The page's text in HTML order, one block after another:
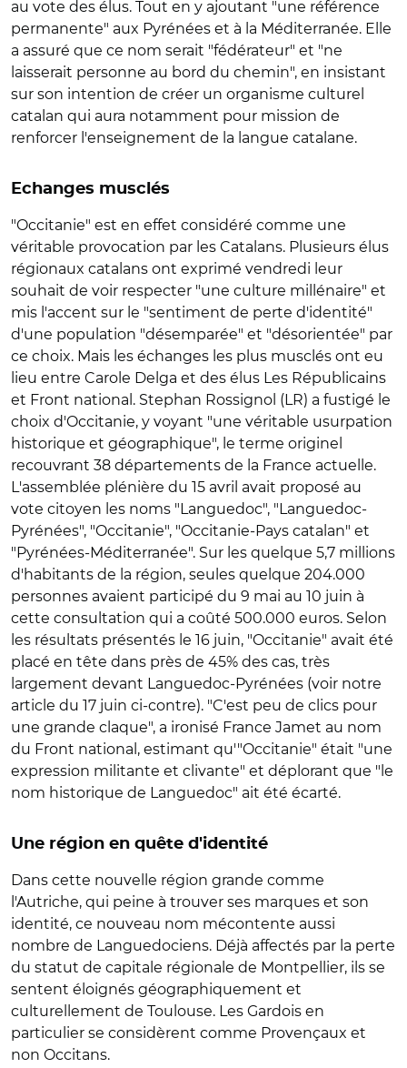
au vote des élus. Tout en y ajoutant "une référence
permanente" aux Pyrénées et à la Méditerranée. Elle
a assuré que ce nom serait "fédérateur" et "ne
laisserait personne au bord du chemin", en insistant
sur son intention de créer un organisme culturel
catalan qui aura notamment pour mission de
renforcer l'enseignement de la langue catalane.
Echanges musclés
"Occitanie" est en effet considéré comme une
véritable provocation par les Catalans. Plusieurs élus
régionaux catalans ont exprimé vendredi leur
souhait de voir respecter "une culture millénaire" et
mis l'accent sur le "sentiment de perte d'identité"
d'une population "désemparée" et "désorientée" par
ce choix. Mais les échanges les plus musclés ont eu
lieu entre Carole Delga et des élus Les Républicains
et Front national. Stephan Rossignol (LR) a fustigé le
choix d'Occitanie, y voyant "une véritable usurpation
historique et géographique", le terme originel
recouvrant 38 départements de la France actuelle.
L'assemblée plénière du 15 avril avait proposé au
vote citoyen les noms "Languedoc", "Languedoc-
Pyrénées", "Occitanie", "Occitanie-Pays catalan" et
"Pyrénées-Méditerranée". Sur les quelque 5,7 millions
d'habitants de la région, seules quelque 204.000
personnes avaient participé du 9 mai au 10 juin à
cette consultation qui a coûté 500.000 euros. Selon
les résultats présentés le 16 juin, "Occitanie" avait été
placé en tête dans près de 45% des cas, très
largement devant Languedoc-Pyrénées (voir notre
article du 17 juin ci-contre). "C'est peu de clics pour
une grande claque", a ironisé France Jamet au nom
du Front national, estimant qu'"Occitanie" était "une
expression militante et clivante" et déplorant que "le
nom historique de Languedoc" ait été écarté.
Une région en quête d'identité
Dans cette nouvelle région grande comme
l'Autriche, qui peine à trouver ses marques et son
identité, ce nouveau nom mécontente aussi
nombre de Languedociens. Déjà affectés par la perte
du statut de capitale régionale de Montpellier, ils se
sentent éloignés géographiquement et
culturellement de Toulouse. Les Gardois en
particulier se considèrent comme Provençaux et
non Occitans.